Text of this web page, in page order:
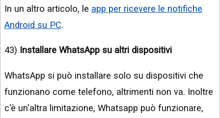
In un altro articolo, le app per ricevere le notifiche
Android su PC.
43) Installare WhatsApp su altri dispositivi
WhatsApp si può installare solo su dispositivi che
funzionano come telefono, altrimenti non va. Inoltre
c'è un'altra limitazione, Whatsapp può funzionare,